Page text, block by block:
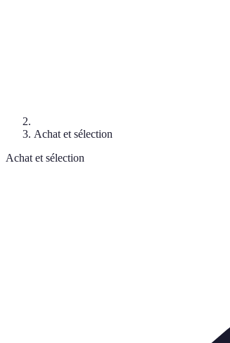
Achat et sélection
Achat et sélection